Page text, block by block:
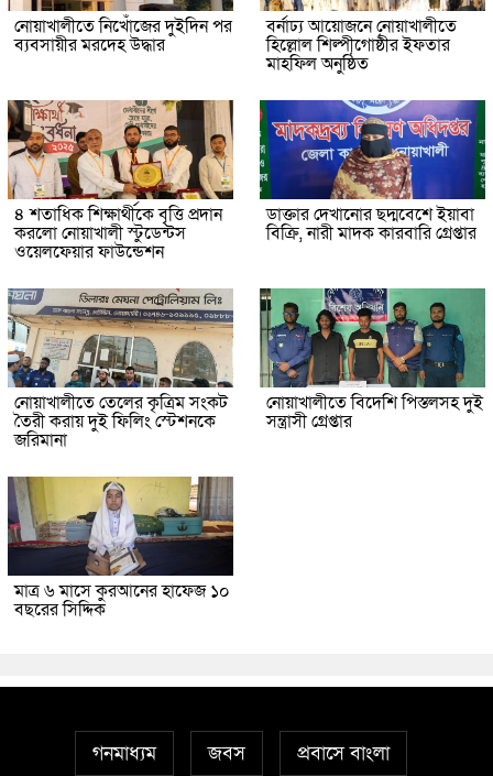
নোয়াখালীতে নিখোঁজের দুইদিন পর
ব্যবসায়ীর মরদেহ উদ্ধার
বর্নাঢ্য আয়োজনে নোয়াখালীতে
হিল্লোল শিল্পীগোষ্ঠীর ইফতার
মাহফিল অনুষ্ঠিত
৪ শতাধিক শিক্ষার্থীকে বৃত্তি প্রদান
করলো নোয়াখালী স্টুডেন্টস
ওয়েলফেয়ার ফাউন্ডেশন
ডাক্তার দেখানোর ছদ্মবেশে ইয়াবা
বিক্রি, নারী মাদক কারবারি গ্রেপ্তার
নোয়াখালীতে তেলের কৃত্রিম সংকট
তৈরী করায় দুই ফিলিং স্টেশনকে
জরিমানা
নোয়াখালীতে বিদেশি পিস্তলসহ দুই
সন্ত্রাসী গ্রেপ্তার
মাত্র ৬ মাসে কুরআনের হাফেজ ১০
বছরের সিদ্দিক
গনমাধ্যম জবস প্রবাসে বাংলা